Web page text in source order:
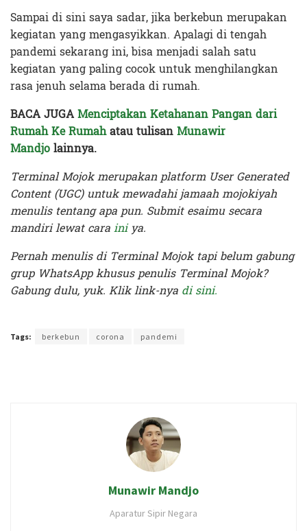
Sampai di sini saya sadar, jika berkebun merupakan
kegiatan yang mengasyikkan. Apalagi di tengah
pandemi sekarang ini, bisa menjadi salah satu
kegiatan yang paling cocok untuk menghilangkan
rasa jenuh selama berada di rumah.
BACA JUGAMenciptakan Ketahanan Pangan dari
Rumah Ke Rumahatau tulisanMunawir
Mandjolainnya.
Terminal Mojok merupakan platform User Generated
Content (UGC) untuk mewadahi jamaah mojokiyah
menulis tentang apa pun. Submit esaimu secara
mandiri lewat carainiya.
Pernah menulis di Terminal Mojok tapi belum gabung
grup WhatsApp khusus penulis Terminal Mojok?
Gabung dulu, yuk. Klik link-nya di sini.
Tags: berkebun corona pandemi
Munawir Mandjo
Aparatur Sipir Negara